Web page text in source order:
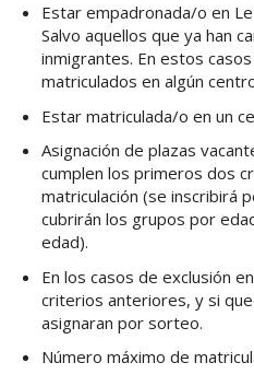
Estar empadronada/o en
Salvo aquellos que ya han
inmigrantes. En estos
matriculados en algún
Estar matriculada/o en un
Asignación de plazas
cumplen los primeros dos
matriculación (se inscribirá
cubrirán los grupos por
edad).
En los casos de exclusión
criterios anteriores, y si
asignaran por sorteo.
Número máximo de